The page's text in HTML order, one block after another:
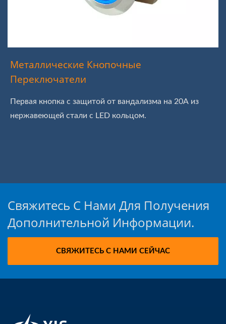
Металлические Кнопочные
Переключатели
Первая кнопка с защитой от вандализма на 20А из
нержавеющей стали с LED кольцом.
Свяжитесь С Нами Для Получения
Дополнительной Информации.
СВЯЖИТЕСЬ С НАМИ СЕЙЧАС